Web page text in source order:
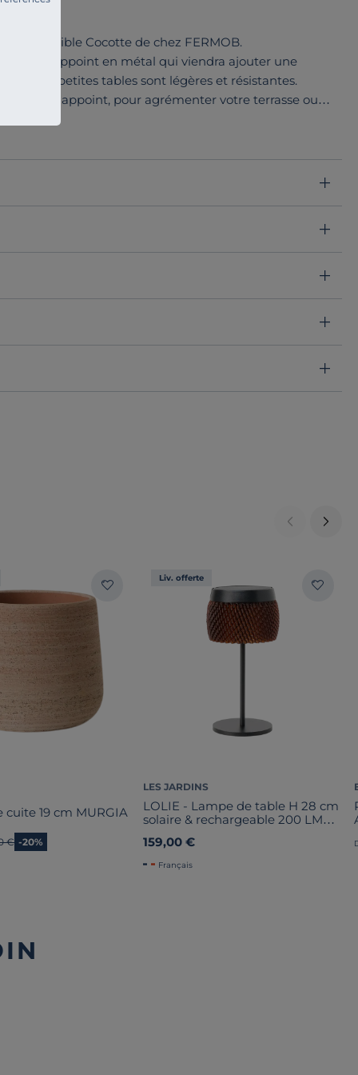
Amovible Cocotte de chez FERMOB.
table d’appoint en métal qui viendra ajouter une
Ces petites tables sont légères et résistantes.
option d’appoint, pour agrémenter votre terrasse ou
cette petite table est amovible, pour servir ses
plusieurs, elle mêlera pratique et design !
se coordonne avec fauteuils bas et salons de jardin
cuite 19 cm MURGIA
prix
€ -20%
Liv. offerte
LES JARDINS
LOLIE - Lampe de table H 28 cm
solaire & rechargeable 200 LM
159,00 €
Français